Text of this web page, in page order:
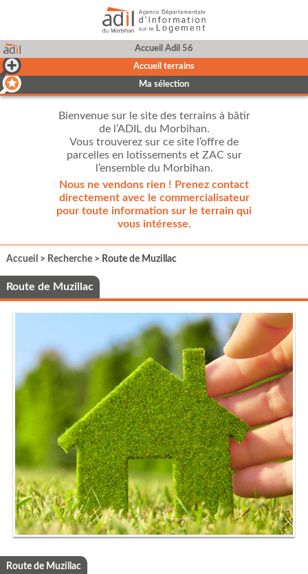
Accueil Adil 56
Accueil terrains
Ma sélection
Bienvenue sur le site des terrains à bâtir
de l’ADIL du Morbihan.
Vous trouverez sur ce site l’offre de
parcelles en lotissements et ZAC sur
l’ensemble du Morbihan.
Nous ne vendons rien ! Prenez contact
directement avec le commercialisateur
pour toute information sur le terrain qui
vous intéresse.
Accueil > Recherche> Route de Muzillac
Route de Muzillac
Route de Muzillac